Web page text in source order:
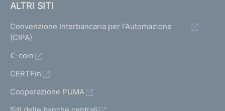
ALTRI SITI
Convenzione Interbancaria per l'Automazione
(CIPA)
€-coin
CERTFin
Cooperazione PUMA